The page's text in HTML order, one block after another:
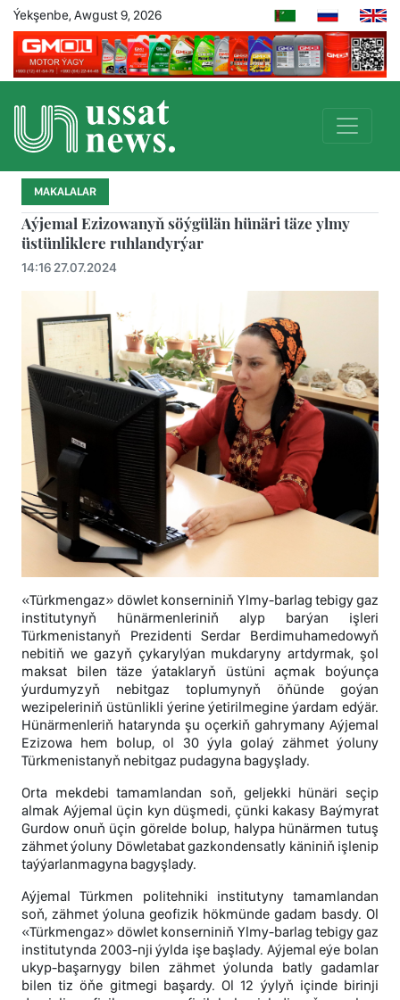
Ýekşenbe, Awgust 9, 2026
MAKALALAR
Aýjemal Ezizowanyň söýgülän hünäri täze ylmy
üstünliklere ruhlandyrýar
14:16 27.07.2024
«Türkmengaz» döwlet konserniniň Ylmy-barlag tebigy gaz
institutynyň hünärmenleriniň alyp barýan işleri
Türkmenistanyň Prezidenti Serdar Berdimuhamedowyň
nebitiň we gazyň çykarylýan mukdaryny artdyrmak, şol
maksat bilen täze ýataklaryň üstüni açmak boýunça
ýurdumyzyň nebitgaz toplumynyň öňünde goýan
wezipeleriniň üstünlikli ýerine ýetirilmegine ýardam edýär.
Hünärmenleriň hatarynda şu oçerkiň gahrymany Aýjemal
Ezizowa hem bolup, ol 30 ýyla golaý zähmet ýoluny
Türkmenistanyň nebitgaz pudagyna bagyşlady.
Orta mekdebi tamamlandan soň, geljekki hünäri seçip
almak Aýjemal üçin kyn düşmedi, çünki kakasy Baýmyrat
Gurdow onuň üçin görelde bolup, halypa hünärmen tutuş
zähmet ýoluny Döwletabat gazkondensatly käniniň işlenip
taýýarlanmagyna bagyşlady.
Aýjemal Türkmen politehniki institutyny tamamlandan
soň, zähmet ýoluna geofizik hökmünde gadam basdy. Ol
«Türkmengaz» döwlet konserniniň Ylmy-barlag tebigy gaz
institutynda 2003-nji ýylda işe başlady. Aýjemal eýe bolan
ukyp-başarnygy bilen zähmet ýolunda batly gadamlar
bilen tiz öňe gitmegi başardy. Ol 12 ýylyň içinde birinji